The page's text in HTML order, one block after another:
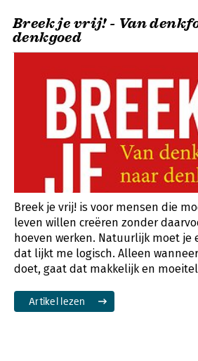
Breek je vrij! - Van
denkgoed
Breek je vrij! is voor mensen die
leven willen creëren zonder
hoeven werken. Natuurlijk moet je
dat lijkt me logisch. Alleen
doet, gaat dat makkelijk en
Artikel lezen